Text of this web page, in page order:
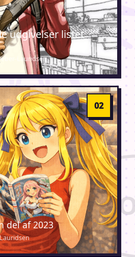
udgivelser listet
Lauridsen
del af 2023